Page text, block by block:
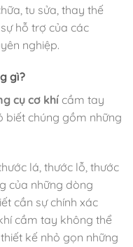
tu sửa, thay thế
hỗ trợ của các
nghiệp.
gì?
cụ cơ khí cầm tay
biết chúng gồm những
lá, thước lỗ, thước
của những dòng
cần sự chính xác
cầm tay không thể
kế nhỏ gọn những